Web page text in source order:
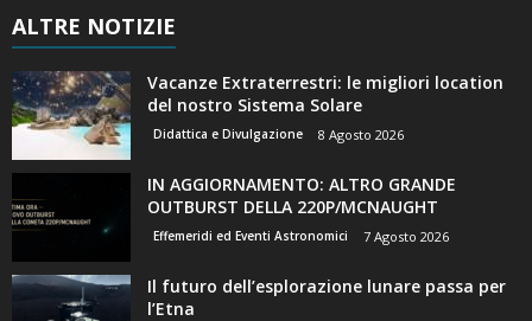
ALTRE NOTIZIE
Vacanze Extraterrestri: le migliori location
del nostro Sistema Solare
Didattica e Divulgazione 8 Agosto 2026
IN AGGIORNAMENTO: ALTRO GRANDE
OUTBURST DELLA 220P/MCNAUGHT
Effemeridi ed Eventi Astronomici 7 Agosto 2026
Il futuro dell’esplorazione lunare passa per
l’Etna